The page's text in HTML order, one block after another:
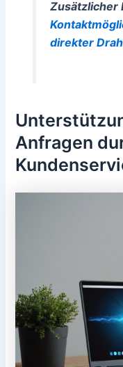
Zusätzlicher
direkter
Anfragen